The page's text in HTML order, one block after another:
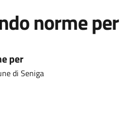
norme per
per
di Seniga